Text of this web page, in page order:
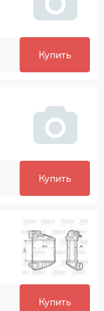
Купить
Купить
Купить